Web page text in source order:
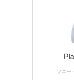
ソニー